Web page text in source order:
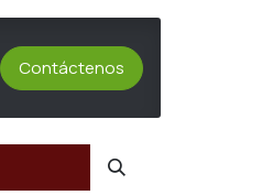
Servicio al Cliente
Contáctenos